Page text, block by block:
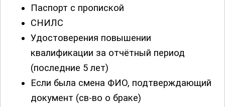
Паспорт с пропиской
СНИЛС
Удостоверения повышении
квалификации за отчётный период
(последние 5 лет)
Если была смена ФИО, подтверждающий
документ (св-во о браке)